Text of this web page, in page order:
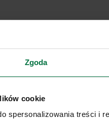
Zgoda
cookie
spersonalizowania treści i